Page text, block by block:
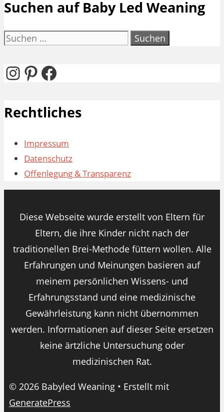
Suchen auf Baby Led Weaning
Suchen
Instagram
Pinterest
Facebook
Rechtliches
Impressum
Datenschutz
Offenlegung & Transparenz
Diese Webseite wurde erstellt von Eltern für
Eltern, die ihre Kinder nicht nach der
traditionellen Brei-Methode füttern wollen. Alle
Erfahrungen und Meinungen basieren auf
meinem persönlichen Wissens- und
Erfahrungsstand und eine medizinische
Gewährleistung kann nicht übernommen
werden. Informationen auf dieser Seite ersetzen
keine ärtzliche Untersuchung oder
medizinischen Rat.
© 2026 Babyled Weaning • Erstellt mit
GeneratePress